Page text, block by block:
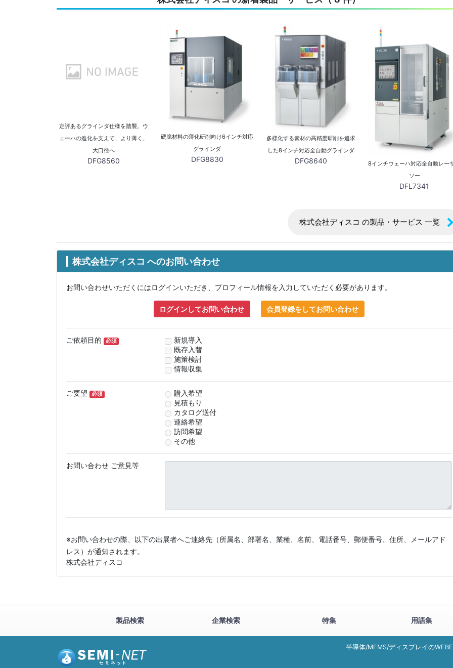
定評あるグラインダ仕様を踏襲。ウ
ェーハの進化を支えて、より薄く、
大口径へ
DFG8560
硬脆材料の薄化研削向け6インチ対応
グラインダ
DFG8830
多様化する素材の高精度研削を追求
した8インチ対応全自動グラインダ
DFG8640
8インチウェーハ対応全自動レー
ソー
DFL7341
株式会社ディスコ の製品・サービス 一覧
株式会社ディスコ へのお問い合わせ
お問い合わせいただくにはログインいただき、プロフィール情報を入力していただく必要があります。
ログインしてお問い合わせ 会員登録をしてお問い合わせ
ご依頼目的 必須
新規導入
既存入替
施策検討
情報収集
ご要望 必須
購入希望
見積もり
カタログ送付
連絡希望
訪問希望
その他
お問い合わせ ご意見等
※お問い合わせの際、以下の出展者へご連絡先（所属名、部署名、業種、名前、電話番号、郵便番号、住所、メールアド
レス）が通知されます。
株式会社ディスコ
製品検索 企業検索 特集 用語集
半導体/MEMS/ディスプレイの